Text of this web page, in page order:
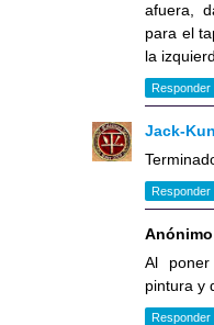
afuera,
para el
la
Responder
Jack-Kun
Responder
Anónimo
Al
pintura y
Responder